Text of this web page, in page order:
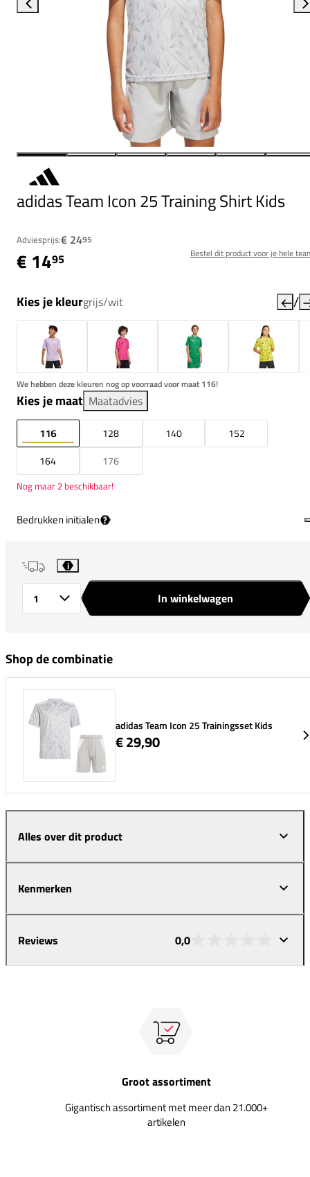
adidas Team Icon 25 Training Shirt Kids
Adviesprijs:€ 2495
€ 1495 Bestel dit product voor je hele
Kies je kleurgrijs/wit /
We hebben deze kleuren nog op voorraad voor maat 116!
Kies je maat Maatadvies
116 128 140
152
164
176
Nog maar 2 beschikbaar!
Bedrukken initialen ?
i
In winkelwagen
Shop de combinatie
adidas Team Icon 25 Trainingsset Kids
€ 29,90
Alles over dit product
Kenmerken
Reviews 0,0
Groot assortiment
Gigantisch assortiment met meer dan 21.000+
artikelen